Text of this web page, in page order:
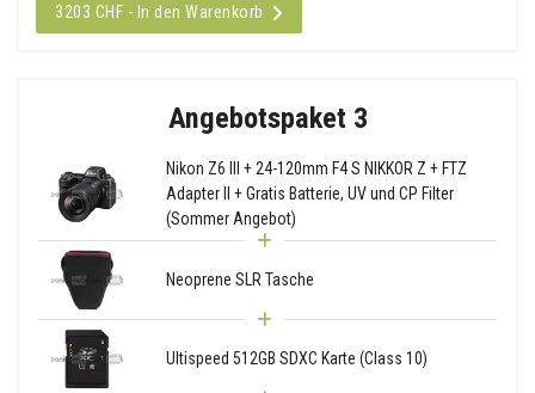
3203 CHF - In den Warenkorb
Angebotspaket 3
Nikon Z6 III + 24-120mm F4 S NIKKOR Z + FTZ
Adapter II + Gratis Batterie, UV und CP Filter
(Sommer Angebot)
Neoprene SLR Tasche
Ultispeed 512GB SDXC Karte (Class 10)